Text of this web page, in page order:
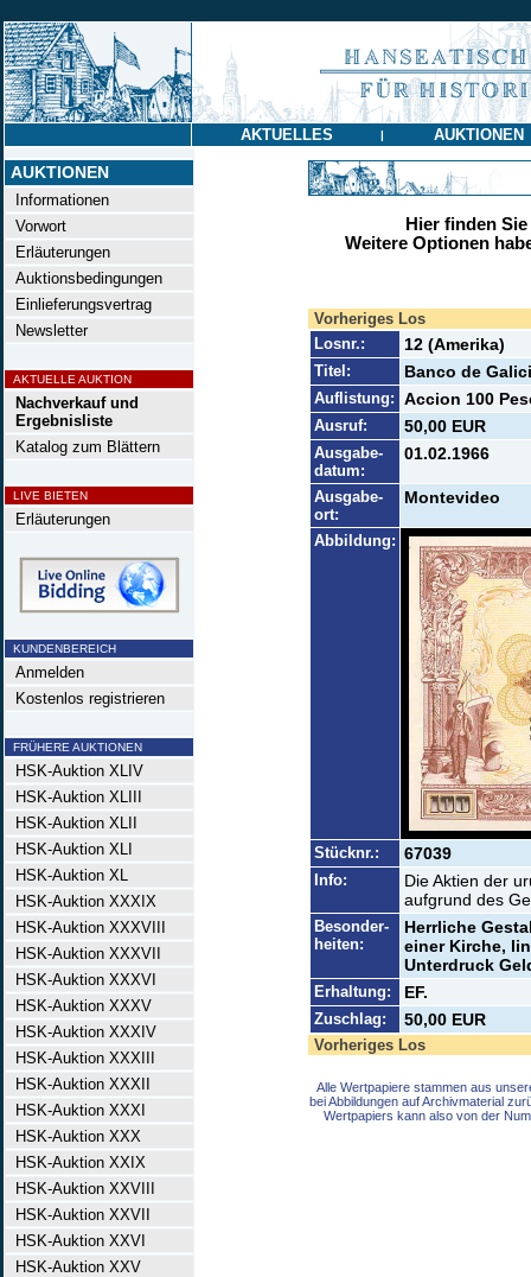
AKTUELLES | AUKTIONEN
AUKTIONEN
Informationen
Vorwort
Erläuterungen
Auktionsbedingungen
Einlieferungsvertrag
Newsletter
AKTUELLE AUKTION
Nachverkauf und
Ergebnisliste
Katalog zum Blättern
LIVE BIETEN
Erläuterungen
KUNDENBEREICH
Anmelden
Kostenlos registrieren
FRÜHERE AUKTIONEN
HSK-Auktion XLIV
HSK-Auktion XLIII
HSK-Auktion XLII
HSK-Auktion XLI
HSK-Auktion XL
HSK-Auktion XXXIX
HSK-Auktion XXXVIII
HSK-Auktion XXXVII
HSK-Auktion XXXVI
HSK-Auktion XXXV
HSK-Auktion XXXIV
HSK-Auktion XXXIII
HSK-Auktion XXXII
HSK-Auktion XXXI
HSK-Auktion XXX
HSK-Auktion XXIX
HSK-Auktion XXVIII
HSK-Auktion XXVII
HSK-Auktion XXVI
HSK-Auktion XXV
Hier finden
Weitere Optionen
Vorheriges Los
Losnr.:
12 (Amerika)
Titel: Banco de
Auflistung: Accion 100
Ausruf: 50,00 EUR
Ausgabe-
datum:
01.02.1966
Ausgabe-
ort:
Montevideo
Abbildung:
Stücknr.: 67039
Info:
Die Aktien der
aufgrund des
Besonder-
heiten:
Herrliche
einer Kirche,
Unterdruck
Erhaltung: EF.
Zuschlag: 50,00 EUR
Vorheriges Los
Alle Wertpapiere stammen aus
bei Abbildungen auf Archivmaterial
Wertpapiers kann also von der